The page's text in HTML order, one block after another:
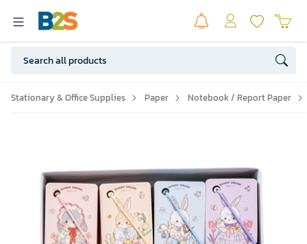
Stationary & Office Supplies Paper Notebook / Report Paper